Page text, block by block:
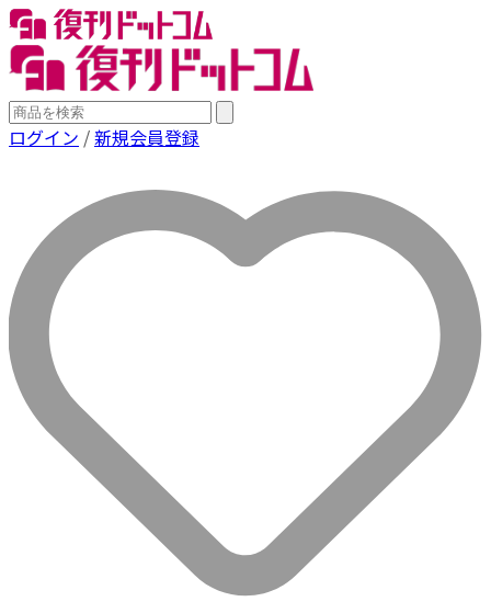
ログイン /新規会員登録